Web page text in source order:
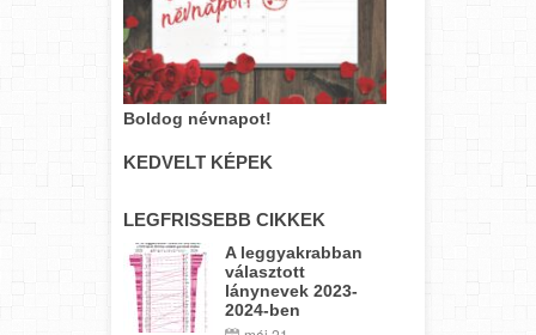
Boldog névnapot!
KEDVELT KÉPEK
LEGFRISSEBB CIKKEK
A leggyakrabban
választott
lánynevek 2023-
2024-ben